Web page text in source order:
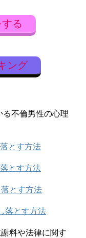
る
ング
不倫男性の心理
とす方法
とす方法
とす方法
落とす方法
料や法律に関す